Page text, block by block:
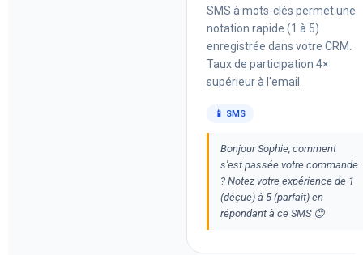
SMS à mots-clés permet une
notation rapide (1 à 5)
enregistrée dans votre CRM.
Taux de participation 4×
supérieur à l'email.
📱 SMS
Bonjour Sophie, comment
s'est passée votre commande
? Notez votre expérience de 1
(déçue) à 5 (parfait) en
répondant à ce SMS 😊